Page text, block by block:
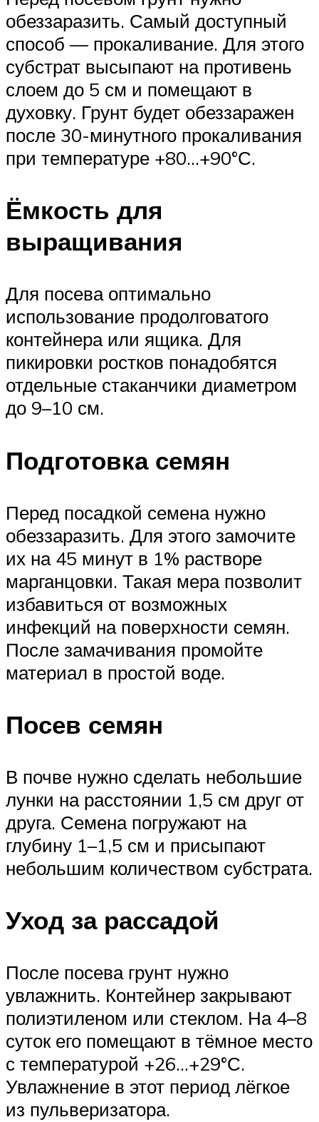
обеззаразить. Самый доступный
способ — прокаливание. Для этого
субстрат высыпают на противень
слоем до 5 см и помещают в
духовку. Грунт будет обеззаражен
после 30-минутного прокаливания
при температуре +80…+90°С.
Ёмкость для
выращивания
Для посева оптимально
использование продолговатого
контейнера или ящика. Для
пикировки ростков понадобятся
отдельные стаканчики диаметром
до 9–10 см.
Подготовка семян
Перед посадкой семена нужно
обеззаразить. Для этого замочите
их на 45 минут в 1% растворе
марганцовки. Такая мера позволит
избавиться от возможных
инфекций на поверхности семян.
После замачивания промойте
материал в простой воде.
Посев семян
В почве нужно сделать небольшие
лунки на расстоянии 1,5 см друг от
друга. Семена погружают на
глубину 1–1,5 см и присыпают
небольшим количеством субстрата.
Уход за рассадой
После посева грунт нужно
увлажнить. Контейнер закрывают
полиэтиленом или стеклом. На 4–8
суток его помещают в тёмное место
с температурой +26…+29°С.
Увлажнение в этот период лёгкое
из пульверизатора.